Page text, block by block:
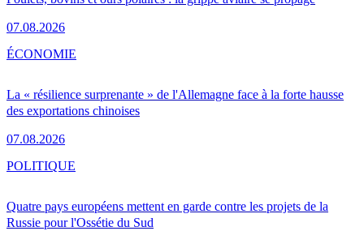
07.08.2026
La « résilience surprenante » de l'Allemagne face à la forte hausse
des exportations chinoises
07.08.2026
ÉCONOMIE
Quatre pays européens mettent en garde contre les projets de la
Russie pour l'Ossétie du Sud
POLITIQUE